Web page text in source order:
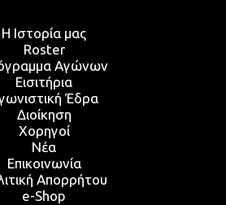
Η Ιστορία μας
Roster
Αγώνων
Εισιτήρια
Έδρα
Διοίκηση
Χορηγοί
Νέα
Επικοινωνία
Απορρήτου
e-Shop